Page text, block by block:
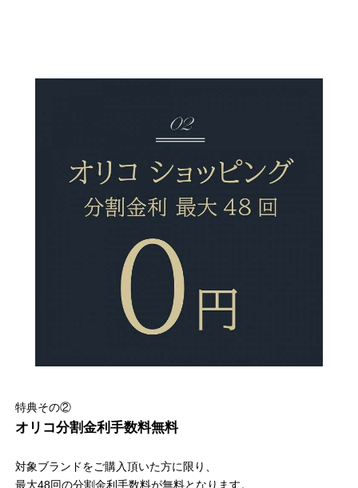
特典その②
オリコ分割金利手数料無料
対象ブランドをご購入頂いた方に限り、
最大48回の分割金利手数料が無料となります。